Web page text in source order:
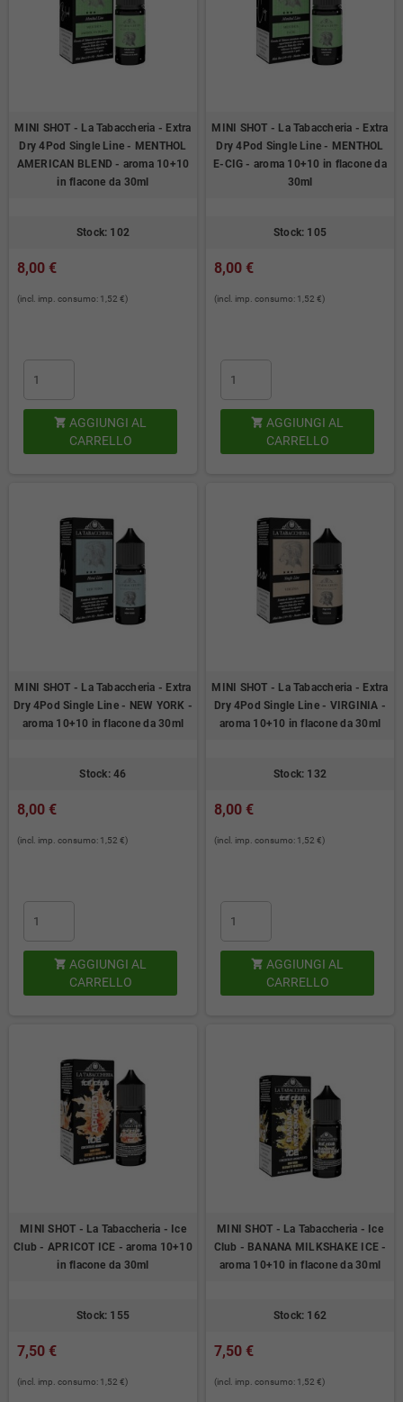
MINI SHOT - La Tabaccheria - Extra
Dry 4Pod Single Line - MENTHOL
AMERICAN BLEND - aroma 10+10
in flacone da 30ml
Stock: 102
8,00 €
(incl. imp. consumo: 1,52 €)
 AGGIUNGI AL
CARRELLO
MINI SHOT - La Tabaccheria - Extra
Dry 4Pod Single Line - MENTHOL
E-CIG - aroma 10+10 in flacone da
30ml
Stock: 105
8,00 €
(incl. imp. consumo: 1,52 €)
 AGGIUNGI AL
CARRELLO
MINI SHOT - La Tabaccheria - Extra
Dry 4Pod Single Line - NEW YORK -
aroma 10+10 in flacone da 30ml
Stock: 46
8,00 €
(incl. imp. consumo: 1,52 €)
 AGGIUNGI AL
CARRELLO
MINI SHOT - La Tabaccheria - Extra
Dry 4Pod Single Line - VIRGINIA -
aroma 10+10 in flacone da 30ml
Stock: 132
8,00 €
(incl. imp. consumo: 1,52 €)
 AGGIUNGI AL
CARRELLO
MINI SHOT - La Tabaccheria - Ice
Club - APRICOT ICE - aroma 10+10
in flacone da 30ml
Stock: 155
7,50 €
(incl. imp. consumo: 1,52 €)
MINI SHOT - La Tabaccheria - Ice
Club - BANANA MILKSHAKE ICE -
aroma 10+10 in flacone da 30ml
Stock: 162
7,50 €
(incl. imp. consumo: 1,52 €)